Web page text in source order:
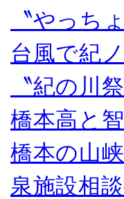
〝やっち
台風で紀
〝紀の川
橋本高と
橋本の山
泉施設相